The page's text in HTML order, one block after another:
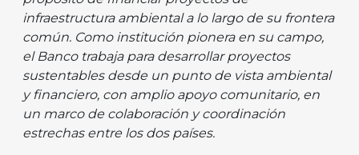
infraestructura ambiental a lo largo de su frontera
común. Como institución pionera en su campo,
el Banco trabaja para desarrollar proyectos
sustentables desde un punto de vista ambiental
y financiero, con amplio apoyo comunitario, en
un marco de colaboración y coordinación
estrechas entre los dos países.